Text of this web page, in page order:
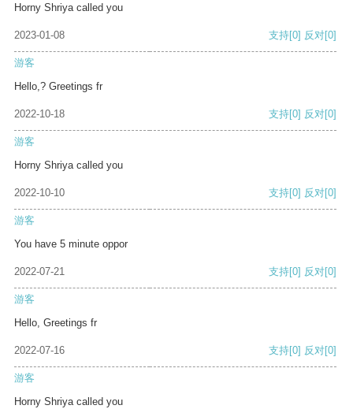
Horny Shriya called you
2023-01-08 支持[0] 反对[0]
游客
Hello,? Greetings fr
2022-10-18 支持[0] 反对[0]
游客
Horny Shriya called you
2022-10-10 支持[0] 反对[0]
游客
You have 5 minute oppor
2022-07-21 支持[0] 反对[0]
游客
Hello, Greetings fr
2022-07-16 支持[0] 反对[0]
游客
Horny Shriya called you